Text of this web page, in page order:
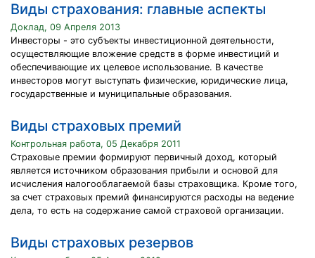
Виды страхования: главные аспекты
Доклад, 09 Апреля 2013
Инвесторы - это субъекты инвестиционной деятельности,
осуществляющие вложение средств в форме инвестиций и
обеспечивающие их целевое использование. В качестве
инвесторов могут выступать физические, юридические лица,
государственные и муниципальные образования.
Виды страховых премий
Контрольная работа, 05 Декабря 2011
Страховые премии формируют первичный доход, который
является источником образования прибыли и основой для
исчисления налогооблагаемой базы страховщика. Кроме того,
за счет страховых премий финансируются расходы на ведение
дела, то есть на содержание самой страховой организации.
Виды страховых резервов